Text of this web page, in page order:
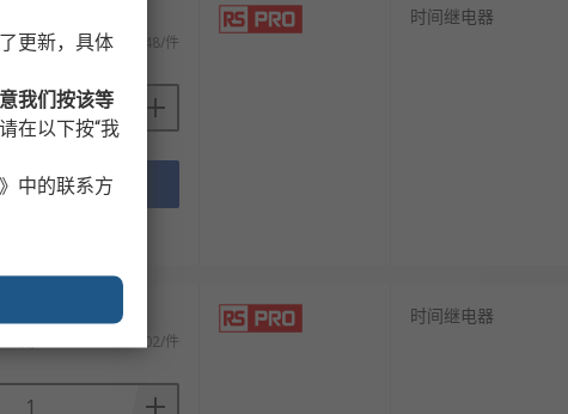
税) RMB577.48/件
添加
时间继电器
RMB773.02/件
时间继电器
更新，具体
我们按该等
在以下按“我
》 中的联系方